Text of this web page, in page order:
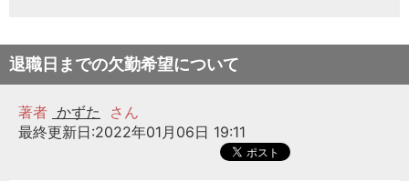
退職日までの欠勤希望について
著者 かずた
さん
最終更新日:2022年01月06日 19:11